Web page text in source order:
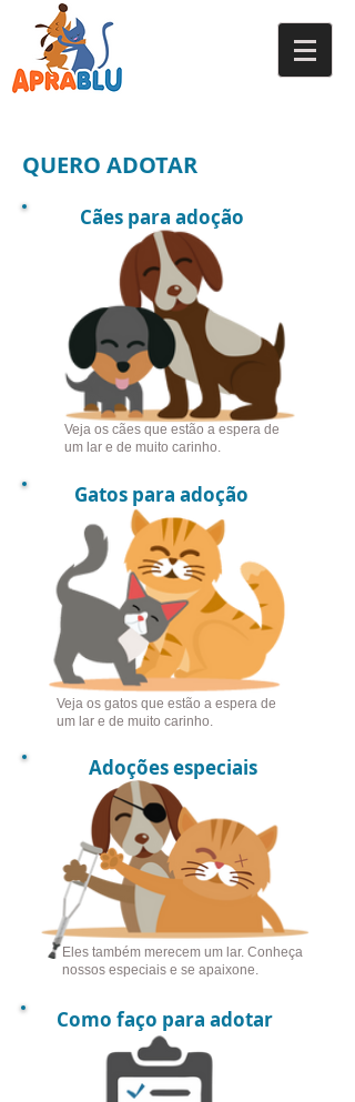
QUERO ADOTAR
Veja os cães que estão a espera de
um lar e de muito carinho.
Cães para adoção
Veja os gatos que estão a espera de
um lar e de muito carinho.
Gatos para adoção
Adoções especiais
Eles também merecem um lar. Conheça
nossos especiais e se apaixone.
Como faço para adotar